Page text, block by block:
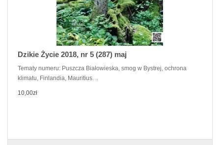
Dzikie Życie 2018, nr 5 (287) maj
Tematy numeru: Puszcza Białowieska, smog w Bystrej, ochrona
klimatu, Finlandia, Mauritius. ..
10,00zł